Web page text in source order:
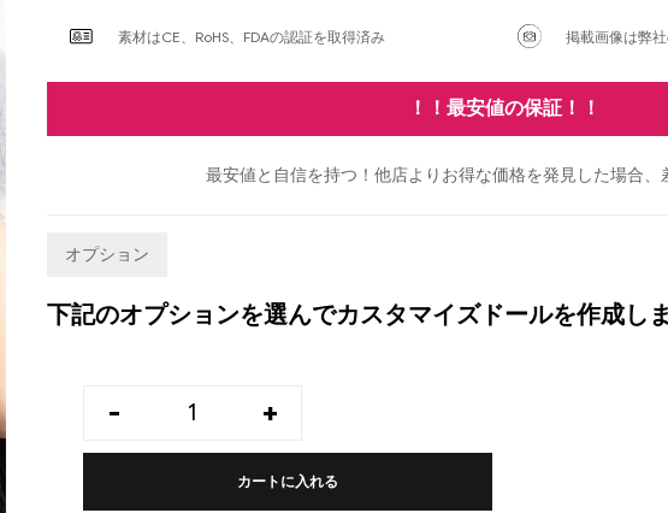
素材はCE、RoHS、FDAの認証を取得済み 掲載画像は弊
！！最安値の保証！！
最安値と自信を持つ！他店よりお得な価格を発見した場合、
オプション
下記のオプションを選んでカスタマイズドールを作成し
- +
カートに入れる